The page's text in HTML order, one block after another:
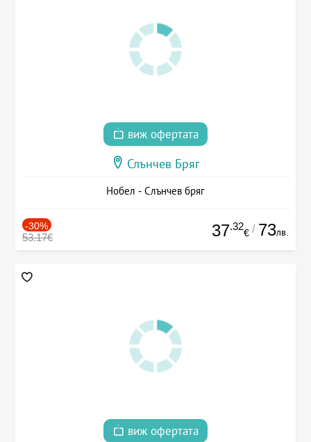
виж офертата
Слънчев Бряг
Нобел - Слънчев бряг
-30%
53.17€ 37.32
€ / 73лв.
виж офертата